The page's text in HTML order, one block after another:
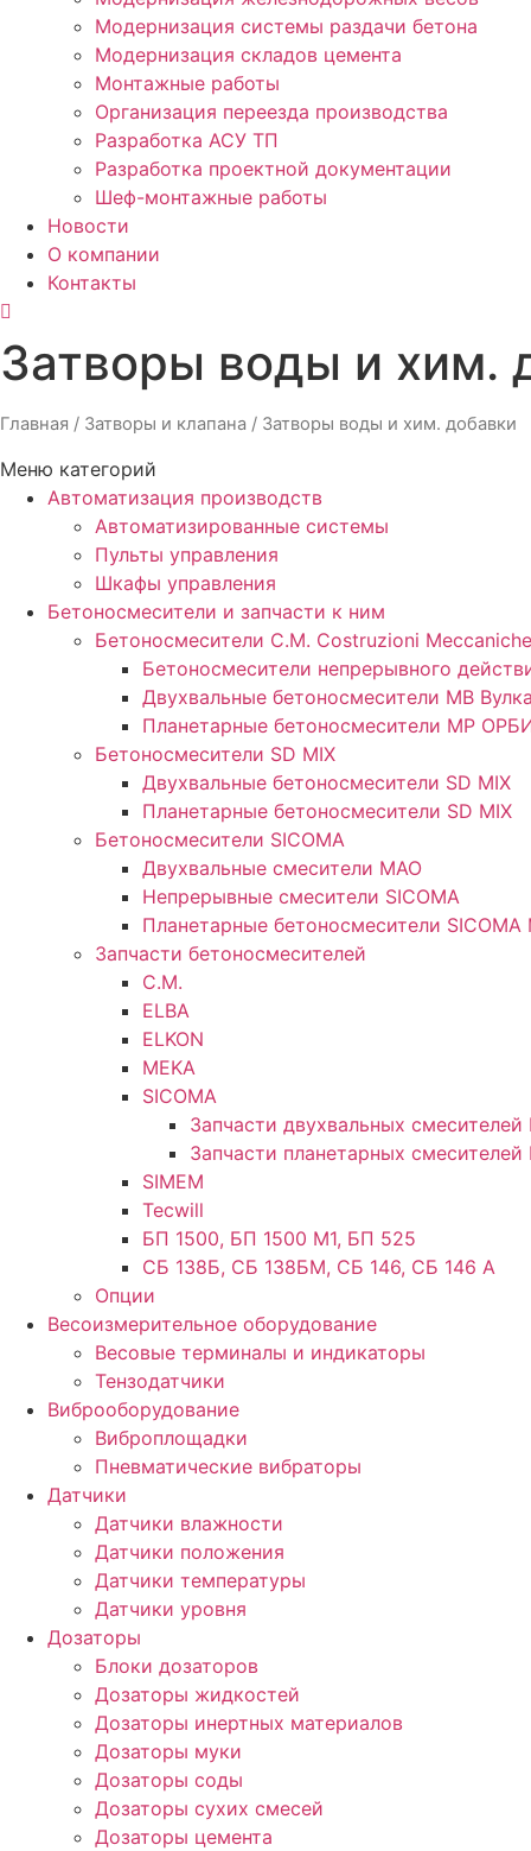
Модернизация системы раздачи бетона
Модернизация складов цемента
Монтажные работы
Организация переезда производства
Разработка АСУ ТП
Разработка проектной документации
Шеф-монтажные работы
Новости
О компании
Контакты
Затворы воды и хим.
Главная / Затворы и клапана / Затворы воды и хим. добавки
Меню категорий
Автоматизация производств
Автоматизированные системы
Пульты управления
Шкафы управления
Бетоносмесители и запчасти к ним
Бетоносмесители C.M. Costruzioni
Бетоносмесители непрерывного
Двухвальные бетоносмесители MB
Планетарные бетоносмесители MP
Бетоносмесители SD MIX
Двухвальные бетоносмесители SD MIX
Планетарные бетоносмесители SD MIX
Бетоносмесители SICOMA
Двухвальные смесители MAO
Непрерывные смесители SICOMA
Планетарные бетоносмесители SICOMA
Запчасти бетоносмесителей
C.M.
ELBA
ELKON
MEKA
SICOMA
Запчасти двухвальных смесителей
Запчасти планетарных смесителей
SIMEM
Tecwill
БП 1500, БП 1500 М1, БП 525
СБ 138Б, СБ 138БМ, СБ 146, СБ 146 А
Опции
Весоизмерительное оборудование
Весовые терминалы и индикаторы
Тензодатчики
Виброоборудование
Виброплощадки
Пневматические вибраторы
Датчики
Датчики влажности
Датчики положения
Датчики температуры
Датчики уровня
Дозаторы
Блоки дозаторов
Дозаторы жидкостей
Дозаторы инертных материалов
Дозаторы муки
Дозаторы соды
Дозаторы сухих смесей
Дозаторы цемента